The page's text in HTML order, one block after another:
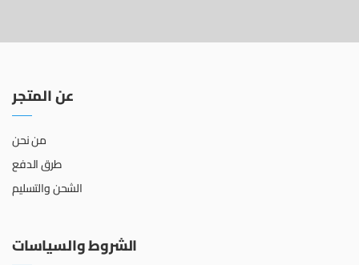
عن المتجر
من نحن
طرق الدفع
الشحن والتسليم
الشروط والسياسات